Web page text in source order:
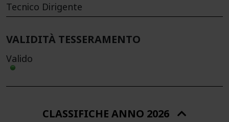
Tecnico Dirigente
VALIDITÀ TESSERAMENTO
Valido
CLASSIFICHE ANNO 2026